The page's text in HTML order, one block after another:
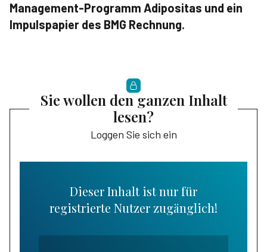
Management-Programm Adipositas und ein
Impulspapier des BMG Rechnung.
Sie wollen den ganzen Inhalt
lesen?
Loggen Sie sich ein
Dieser Inhalt ist nur für
registrierte Nutzer zugänglich!